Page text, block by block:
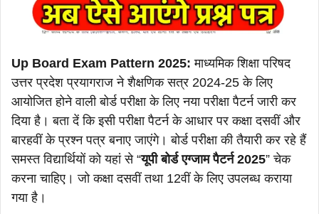
Up Board Exam Pattern 2025:माध्यमिक शिक्षा परिषद
उत्तर प्रदेश प्रयागराज ने शैक्षणिक सत्र 2024-25 के लिए
आयोजित होने वाली बोर्ड परीक्षा के लिए नया परीक्षा पैटर्न जारी कर
दिया है। बता दें कि इसी परीक्षा पैटर्न के आधार पर कक्षा दसवीं और
बारहवीं के प्रश्न पत्र बनाए जाएंगे। बोर्ड परीक्षा की तैयारी कर रहे हैं
समस्त विद्यार्थियों को यहां से “यूपी बोर्ड एग्जाम पैटर्न 2025” चेक
करना चाहिए। जो कक्षा दसवीं तथा 12वीं के लिए उपलब्ध कराया
गया है।